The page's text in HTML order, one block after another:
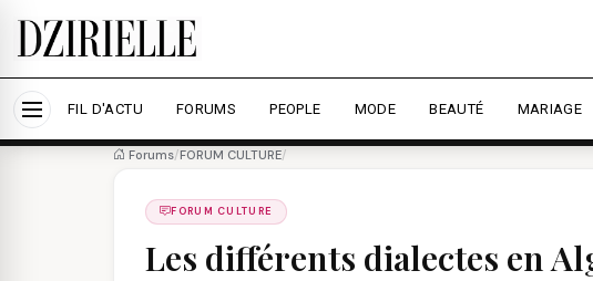
Nous utilisons des cookies pour améliorer votre expérience et
Accepter tout Personnaliser
FIL D'ACTU FORUMS PEOPLE MODE BEAUTÉ MARIAGE
Forums/FORUM CULTURE/
FORUM CULTURE
Les différents dialectes en